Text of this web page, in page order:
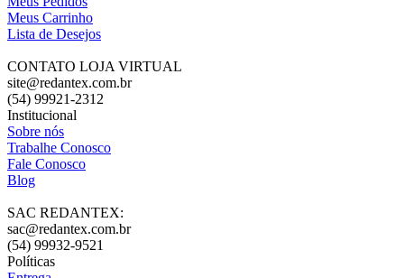
Meus Carrinho
Lista de Desejos
CONTATO LOJA VIRTUAL
site@redantex.com.br
(54) 99921-2312
Institucional
Sobre nós
Trabalhe Conosco
Fale Conosco
Blog
SAC REDANTEX:
sac@redantex.com.br
(54) 99932-9521
Políticas